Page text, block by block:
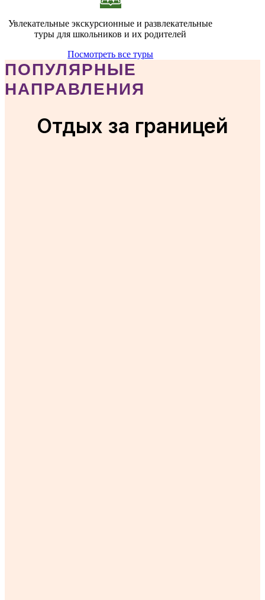
Увлекательные экскурсионные и развлекательные
туры для школьников и их родителей
Посмотреть все туры
ПОПУЛЯРНЫЕ
НАПРАВЛЕНИЯ
Отдых за границей